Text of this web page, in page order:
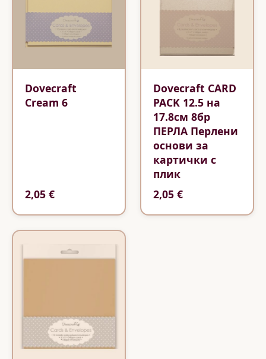
Dovecraft
Cream 6
2,05 €
Dovecraft CARD
PACK 12.5 на
17.8см 8бр
ПЕРЛА Перлени
основи за
картички с
плик
2,05 €